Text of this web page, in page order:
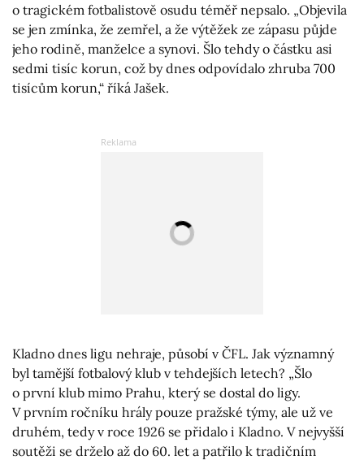
o tragickém fotbalistově osudu téměř nepsalo. „Objevila
se jen zmínka, že zemřel, a že výtěžek ze zápasu půjde
jeho rodině, manželce a synovi. Šlo tehdy o částku asi
sedmi tisíc korun, což by dnes odpovídalo zhruba 700
tisícům korun,“ říká Jašek.
Kladno dnes ligu nehraje, působí v ČFL. Jak významný
byl tamější fotbalový klub v tehdejších letech? „Šlo
o první klub mimo Prahu, který se dostal do ligy.
V prvním ročníku hrály pouze pražské týmy, ale už ve
druhém, tedy v roce 1926 se přidalo i Kladno. V nejvyšší
soutěži se drželo až do 60. let a patřilo k tradičním